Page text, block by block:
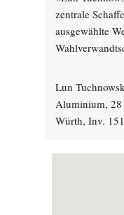
zentrale
ausgewählte
Lun
Aluminium, 28
Würth, Inv.